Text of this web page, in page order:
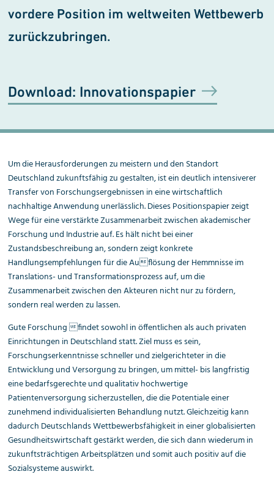
vordere Position im weltweiten Wettbewerb
zurückzubringen.
Download: Innovationspapier
Um die Herausforderungen zu meistern und den Standort
Deutschland zukunftsfähig zu gestalten, ist ein deutlich intensiverer
Transfer von Forschungsergebnissen in eine wirtschaftlich
nachhaltige Anwendung unerlässlich. Dieses Positionspapier zeigt
Wege für eine verstärkte Zusammenarbeit zwischen akademischer
Forschung und Industrie auf. Es hält nicht bei einer
Zustandsbeschreibung an, sondern zeigt konkrete
Handlungsempfehlungen für die Auflösung der Hemmnisse im
Translations- und Transformationsprozess auf, um die
Zusammenarbeit zwischen den Akteuren nicht nur zu fördern,
sondern real werden zu lassen.
Gute Forschung findet sowohl in öffentlichen als auch privaten
Einrichtungen in Deutschland statt. Ziel muss es sein,
Forschungserkenntnisse schneller und zielgerichteter in die
Entwicklung und Versorgung zu bringen, um mittel- bis langfristig
eine bedarfsgerechte und qualitativ hochwertige
Patientenversorgung sicherzustellen, die die Potentiale einer
zunehmend individualisierten Behandlung nutzt. Gleichzeitig kann
dadurch Deutschlands Wettbewerbsfähigkeit in einer globalisierten
Gesundheitswirtschaft gestärkt werden, die sich dann wiederum in
zukunftsträchtigen Arbeitsplätzen und somit auch positiv auf die
Sozialsysteme auswirkt.